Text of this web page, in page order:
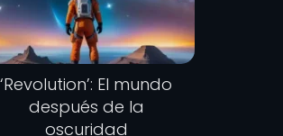
‘Revolution’: El mundo
después de la
oscuridad